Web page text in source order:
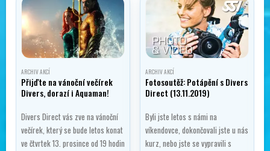
ARCHIV AKCÍ
Přijďte na vánoční večírek
Divers, dorazí i Aquaman!
Divers Direct vás zve na vánoční
večírek, který se bude letos konat
ve čtvrtek 13. prosince od 19 hodin
ARCHIV AKCÍ
Fotosoutěž: Potápění s Divers
Direct (13.11.2019)
Byli jste letos s námi na
víkendovce, dokončovali jste u nás
kurz, nebo jste se vypravili s